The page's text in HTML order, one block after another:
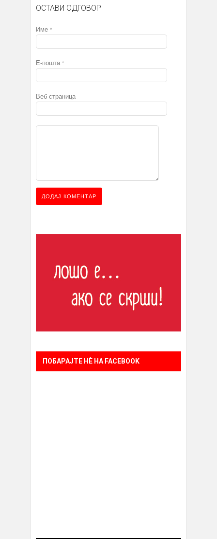
ОСТАВИ ОДГОВОР
Име *
Е-пошта *
Веб страница
ПОБАРАЈТЕ НÈ НА FACEBOOK